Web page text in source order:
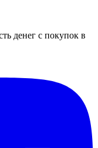
денег с покупок в